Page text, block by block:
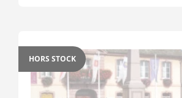
HORS STOCK